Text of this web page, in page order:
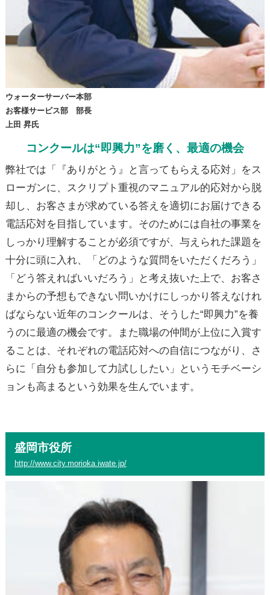
ウォーターサーバー本部
お客様サービス部 部長
上田 昇氏
コンクールは“即興力”を磨く、最適の機会
弊社では「『ありがとう』と言ってもらえる応対」をス
ローガンに、スクリプト重視のマニュアル的応対から脱
却し、お客さまが求めている答えを適切にお届けできる
電話応対を目指しています。そのためには自社の事業を
しっかり理解することが必須ですが、与えられた課題を
十分に頭に入れ、「どのような質問をいただくだろう」
「どう答えればいいだろう」と考え抜いた上で、お客さ
まからの予想もできない問いかけにしっかり答えなけれ
ばならない近年のコンクールは、そうした“即興力”を養
うのに最適の機会です。また職場の仲間が上位に入賞す
ることは、それぞれの電話応対への自信につながり、さ
らに「自分も参加して力試ししたい」というモチベーシ
ョンも高まるという効果を生んでいます。
盛岡市役所
http://www.city.morioka.iwate.jp/